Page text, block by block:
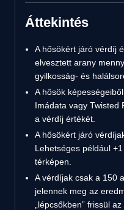
Áttekintés
A hősökért járó vérdíj
elvesztett arany
gyilkosság- és
A hősök
Imádata vagy Twisted
a vérdíj értékét.
A hősökért járó
Lehetséges például
térképen.
A vérdíjak csak a 150
jelennek meg az
„lépcsőkben” frissül